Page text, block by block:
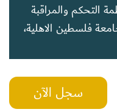
التحكم والمراقبة
فلسطين الاهلية،
سجل الآن